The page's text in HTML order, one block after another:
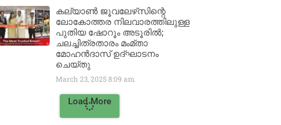
കല്യാൺ ജൂവലേഴ്‌സിന്റെ
ലോകോത്തര നിലവാരത്തിലുള്ള
പുതിയ ഷോറൂം അടൂരിൽ;
ചലച്ചിത്രതാരം മംമ്താ
മോഹൻദാസ് ഉദ്ഘാടനം
ചെയ്‌തു
March 23, 20258:09 am
Load More